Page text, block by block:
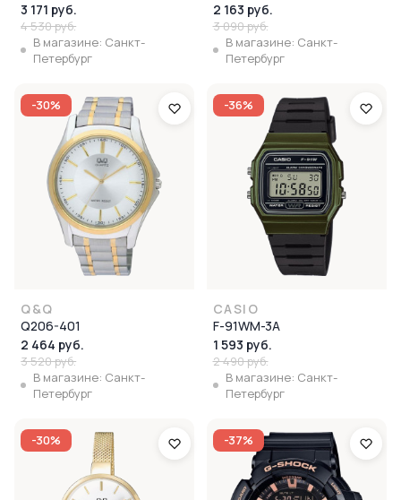
3 171 руб.
4 530 руб.
В магазине: Санкт-
Петербург
2 163 руб.
3 090 руб.
В магазине: Санкт-
Петербург
-30%
Q&Q
Q206-401
2 464 руб.
3 520 руб.
В магазине: Санкт-
Петербург
-36%
CASIO
F-91WM-3A
1 593 руб.
2 490 руб.
В магазине: Санкт-
Петербург
-30% -37%